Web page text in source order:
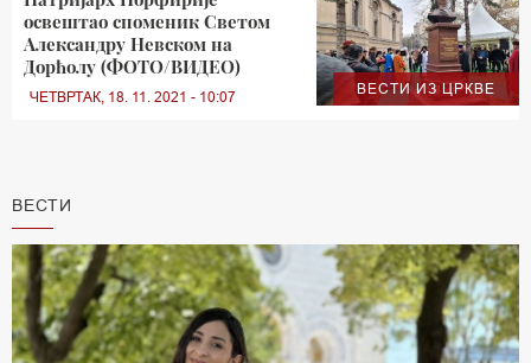
ВЕСТИ ИЗ ЦРКВЕ
освештао споменик Светом
Александру Невском на
Дорћолу (ФОТО/ВИДЕО)
ЧЕТВРТАК, 18. 11. 2021 - 10:07
ВЕСТИ